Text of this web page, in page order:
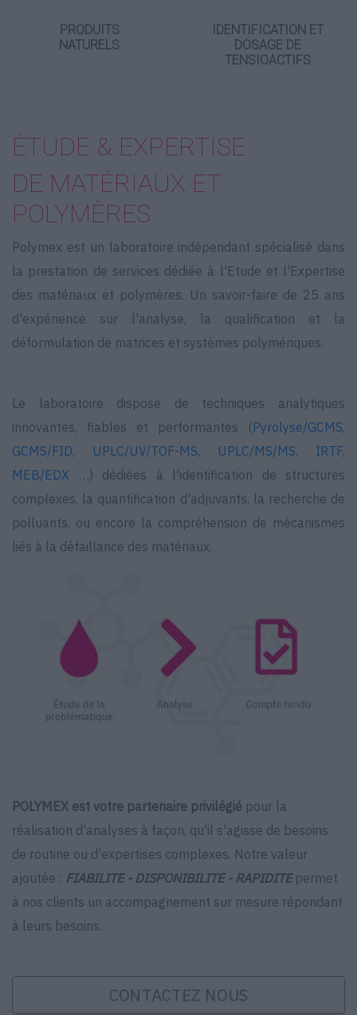
PRODUITS
NATURELS
IDENTIFICATION ET
DOSAGE DE
TENSIOACTIFS
ÉTUDE & EXPERTISE
DE MATÉRIAUX ET
POLYMÈRES
Polymex est un laboratoire indépendant spécialisé dans
la prestation de services dédiée à l'Etude et l'Expertise
des matériaux et polymères. Un savoir-faire de 25 ans
d'expérience sur l'analyse, la qualification et la
déformulation de matrices et systèmes polymériques.
Le laboratoire dispose de techniques analytiques
innovantes, fiables et performantes (Pyrolyse/GCMS,
GCMS/FID, UPLC/UV/TOF-MS, UPLC/MS/MS, IRTF,
MEB/EDX …) dédiées à l'identification de structures
complexes, la quantification d'adjuvants, la recherche de
polluants, ou encore la compréhension de mécanismes
liés à la défaillance des matériaux.
POLYMEX est votre partenaire privilégié pour la
réalisation d'analyses à façon, qu'il s'agisse de besoins
de routine ou d'expertises complexes. Notre valeur
ajoutée : FIABILITE - DISPONIBILITE - RAPIDITEpermet
à nos clients un accompagnement sur mesure répondant
à leurs besoins.
CONTACTEZ NOUS